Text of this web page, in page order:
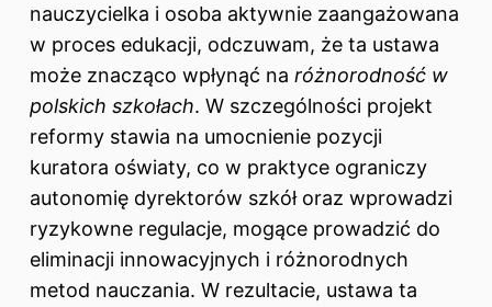
nauczycielka i osoba aktywnie zaangażowana
w proces edukacji, odczuwam, że ta ustawa
może znacząco wpłynąć na różnorodność w
polskich szkołach. W szczególności projekt
reformy stawia na umocnienie pozycji
kuratora oświaty, co w praktyce ograniczy
autonomię dyrektorów szkół oraz wprowadzi
ryzykowne regulacje, mogące prowadzić do
eliminacji innowacyjnych i różnorodnych
metod nauczania. W rezultacie, ustawa ta